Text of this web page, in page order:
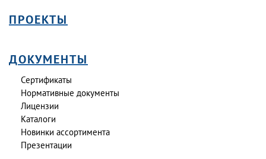
ПРОЕКТЫ
ДОКУМЕНТЫ
Сертификаты
Нормативные документы
Лицензии
Каталоги
Новинки ассортимента
Презентации